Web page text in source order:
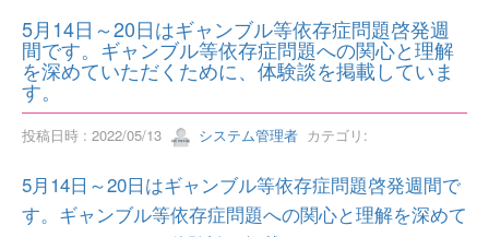
5月14日～20日はギャンブル等依存症問題啓発週
間です。ギャンブル等依存症問題への関心と理解
を深めていただくために、体験談を掲載していま
す。
投稿日時 : 2022/05/13 システム管理者 カテゴリ:
5月14日～20日はギャンブル等依存症問題啓発週間で
す。ギャンブル等依存症問題への関心と理解を深めて